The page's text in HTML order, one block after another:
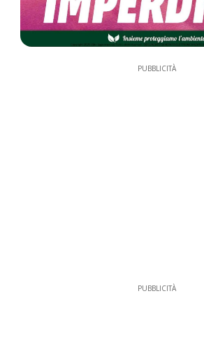
PUBBLICITÀ
PUBBLICITÀ